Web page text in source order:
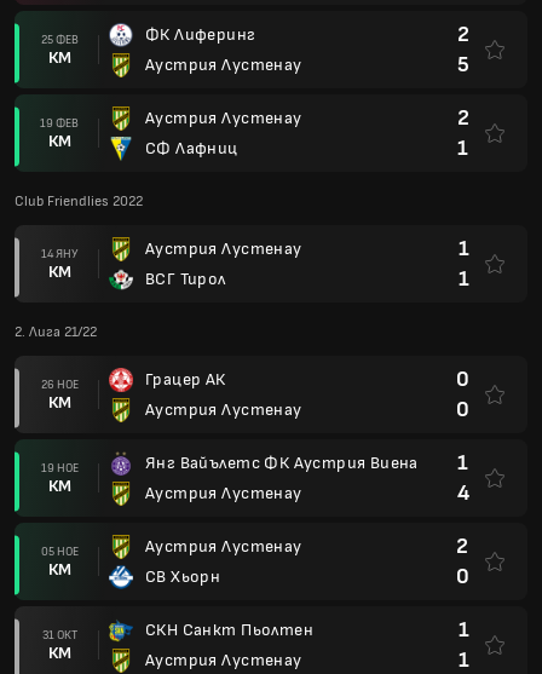
25 ФЕВ
КМ
ФК Лиферинг
Аустрия Лустенау
2
5
19 ФЕВ
КМ
Аустрия Лустенау
СФ Лафниц
2
1
Club Friendlies 2022
14 ЯНУ
КМ
Аустрия Лустенау
ВСГ Тирол
1
1
2. Лига 21/22
26 НОЕ
КМ
Грацер АК
Аустрия Лустенау
0
0
19 НОЕ
КМ
Янг Вайълетс ФК Аустрия Виена
Аустрия Лустенау
1
4
05 НОЕ
КМ
Аустрия Лустенау
СВ Хьорн
2
0
31 ОКТ
КМ
СКН Санкт Пьолтен
Аустрия Лустенау
1
1